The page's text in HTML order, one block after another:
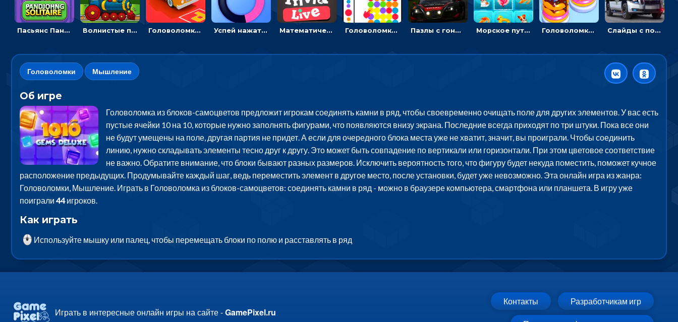
Пасьянс Панджонг: собирать карты по порядку, чтобы очистить поле Волнистые пазлы с транспортом: собирай картинку из частей Головоломка Парк-стоянка: рисовать линии, чтобы парковать машины Успей нажать: кликай, чтобы попасть в цветной сектор круга Математическая викторина мультиплеер: решать примеры на время Головоломка Цветной квест: тапай по цветным точкам и перекрашивай поле Пазлы с гоночными автомобилями: собери свой болид по частям Морское путешествие: двигай блоки, чтобы соединять одинаковые по три в ря Головоломка Сортер пончиков: двигать и соединять по цвету Слайды с полицейскими машинами: перемещать пазлы, чтобы собрать картинку
Головоломки Мышление
Об игре
Головоломка из блоков-самоцветов предложит игрокам соединять камни в ряд, чтобы своевременно очищать поле для других элементов. У вас есть
пустые ячейки 10 на 10, которые нужно заполнять фигурами, что появляются внизу экрана. Последние всегда приходят по три штуки. Пока все они
не будут умещены на поле, другая партия не придет. А если для очередного блока места уже не хватит, значит, вы проиграли. Чтобы соединить
линию, нужно складывать элементы тесно друг к другу. Это может быть совпадение по вертикали или горизонтали. При этом цветовое соответствие
не важно. Обратите внимание, что блоки бывают разных размеров. Исключить вероятность того, что фигуру будет некуда поместить, поможет кучное
расположение предыдущих. Продумывайте каждый шаг, ведь переместить элемент в другое место, после установки, будет уже невозможно. Эта онлайн игра из жанра:
Головоломки, Мышление. Играть в Головоломка из блоков-самоцветов: соединять камни в ряд - можно в браузере компьютера, смартфона или планшета. В игру уже
поиграли 44игроков.
Как играть
Используйте мышку или палец, чтобы перемещать блоки по полю и расставлять в ряд
Играть в интересные онлайн игры на сайте -GamePixel.ru
Контакты Разработчикам игр